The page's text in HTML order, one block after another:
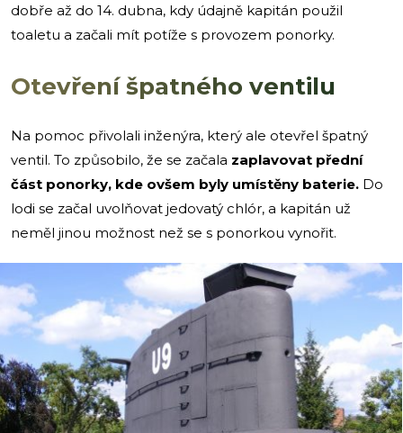
dobře až do 14. dubna, kdy údajně kapitán použil
toaletu a začali mít potíže s provozem ponorky.
Otevření špatného ventilu
Na pomoc přivolali inženýra, který ale otevřel špatný
ventil. To způsobilo, že se začala zaplavovat přední
část ponorky, kde ovšem byly umístěny baterie. Do
lodi se začal uvolňovat jedovatý chlór, a kapitán už
neměl jinou možnost než se s ponorkou vynořit.